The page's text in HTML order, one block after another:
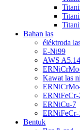
Bahan las
éléktroda
E-Ni99
AWS
Kawat las
ERNiFeCr-
ERNiCu-7
ERNiFeCr-
Bentuk